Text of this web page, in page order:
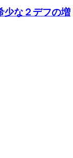
少な２デフの増